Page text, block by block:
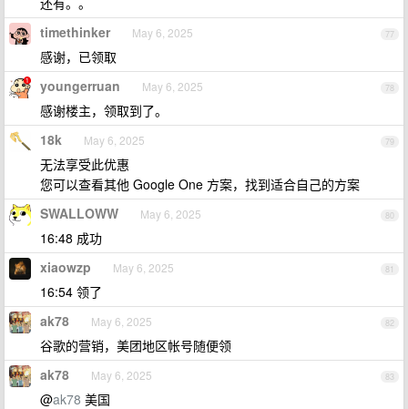
77
timethinker May 6, 2025
感谢，已领取
78
youngerruan May 6, 2025
感谢楼主，领取到了。
79
18k May 6, 2025
无法享受此优惠
您可以查看其他 Google One 方案，找到适合自己的方案
80
SWALLOWW May 6, 2025
16:48 成功
81
xiaowzp May 6, 2025
16:54 领了
82
ak78 May 6, 2025
谷歌的营销，美团地区帐号随便领
83
ak78 May 6, 2025
@ak78 美国